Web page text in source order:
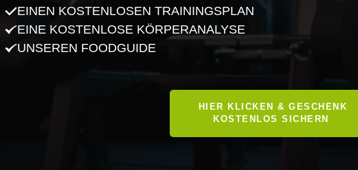
EINEN KOSTENLOSEN TRAININGSPLAN
EINE KOSTENLOSE KÖRPERANALYSE
UNSEREN FOODGUIDE
HIER KLICKEN & GESCHENK
KOSTENLOS SICHERN